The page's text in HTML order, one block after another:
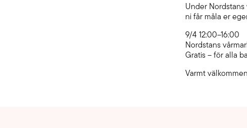
Under
ni får måla er
9/4 12:00–16:00
Nordstans
Gratis – för alla
Varmt